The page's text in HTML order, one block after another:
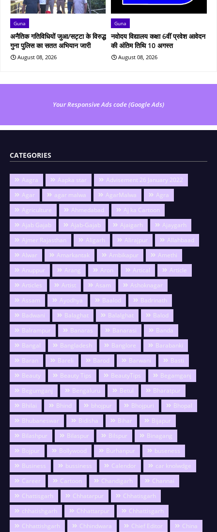
Guna
अनैतिक गतिविधियों जुआ/सट्टा के विरुद्ध
गुना पुलिस का सतत अभियान जारी
August 08, 2026
Guna
नवोदय विद्यालय कक्षा 6वीं प्रवेश आवेदन
की अंतिम तिथि 10 अगस्त
August 08, 2026
Your Responsive Ads code (Google Ads)
CATEGORIES
Aagra Aapka star
Advisement 26 January 2022
Agar
agar malwa AgarMalwa
Agra
Agriculture
Ahmedabad
Aj ka Cartoon
Ajab Gajab
Ajab-Gajab Ajaigarh
Ajaygarh
Ajmer Rajasthan
Aligarh Alirajpur
Allahbaad
Alwar
Amarkantak Ambikapur
Amethi
Anuppur
Arang Aron Artical
Article
Articles
Artist Asam
Ashoknagar
Assam
Ayodhya Baalod
Badrinath
Badwani
Balaghat Balalghat
Balod
Balrampur
Banaras Banarasi
Banda
Bangal
Bangladesh Banglore
Barabanki
Baran
Bareli Barod Barwani
Basti
Beauty
Beauty Tips BeautyTips
Begamganj
Begumganj
Bengaluru Betul
Bharatpur
Bhilai
Bhind bhojpur Bhojpuri
Bhopal
Bhubaneswar
Bidisha Bihar
Bijapur
Bilashpur
Bilaspur Bilspur
Binagang
Bojpur
Bollywood Burhanpur
buseness
Business
bussiness Calendor
car knolwdge
Career
Cartoon Chandigarh
Channai
Chattisgarh
Chhatarpur
Chhatisgarh
chhatishgarh
Chhattarpur
Chhattisgarh
Chhattishgarh
Chhindwara Chief Editor
China